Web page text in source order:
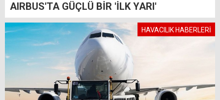
AIRBUS'TA GÜÇLÜ BİR 'İLK YARI'
HAVACILIK HABERLERİ